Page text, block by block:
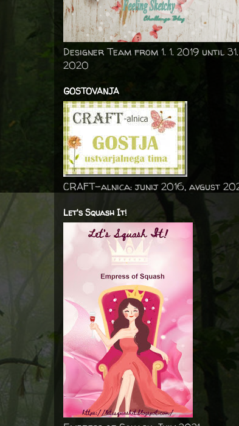
Designer Team from 1. 1. 2019 until
2020
GOSTOVANJA
CRAFT-alnica: junij 2016, avgust
Let's Squash It!